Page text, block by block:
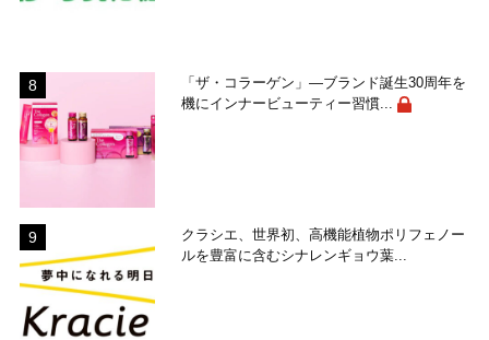
「ザ・コラーゲン」―ブランド誕生30周年を
機にインナービューティー習慣...
クラシエ、世界初、高機能植物ポリフェノー
ルを豊富に含むシナレンギョウ葉...